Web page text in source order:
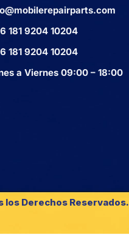
181 9204 10204
181 9204 10204
a Viernes 09:00 – 18:00
los Derechos Reservados.